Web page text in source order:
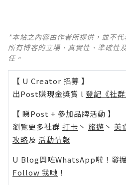
*本站之內容由作者所提供，並不
所有博客的立場、真實性、準確性
任。
【 U Creator 招募 】
出Post賺現金獎賞 l 登記《社
【 睇Post + 參加品牌活動 】
瀏覽更多社群 打卡 丶 旅遊 丶 美
攻略及 活動情報
U Blog開咗WhatsApp啦！發
Follow 我哋 ！